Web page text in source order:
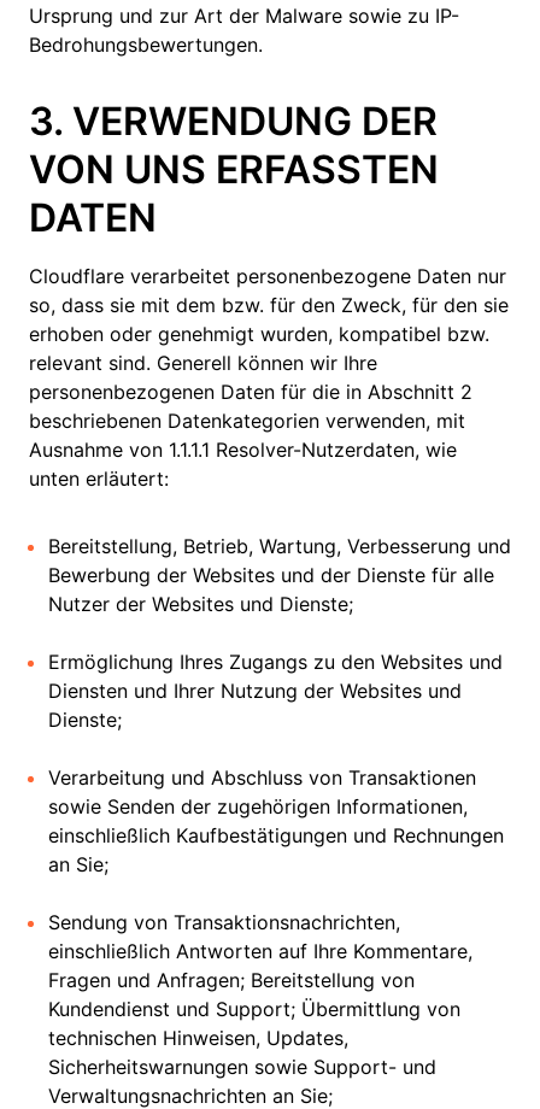
Ursprung und zur Art der Malware sowie zu IP-
Bedrohungsbewertungen.
3. VERWENDUNG DER
VON UNS ERFASSTEN
DATEN
Cloudflare verarbeitet personenbezogene Daten nur
so, dass sie mit dem bzw. für den Zweck, für den sie
erhoben oder genehmigt wurden, kompatibel bzw.
relevant sind. Generell können wir Ihre
personenbezogenen Daten für die in Abschnitt 2
beschriebenen Datenkategorien verwenden, mit
Ausnahme von 1.1.1.1 Resolver-Nutzerdaten, wie
unten erläutert:
Bereitstellung, Betrieb, Wartung, Verbesserung und
Bewerbung der Websites und der Dienste für alle
Nutzer der Websites und Dienste;
Ermöglichung Ihres Zugangs zu den Websites und
Diensten und Ihrer Nutzung der Websites und
Dienste;
Verarbeitung und Abschluss von Transaktionen
sowie Senden der zugehörigen Informationen,
einschließlich Kaufbestätigungen und Rechnungen
an Sie;
Sendung von Transaktionsnachrichten,
einschließlich Antworten auf Ihre Kommentare,
Fragen und Anfragen; Bereitstellung von
Kundendienst und Support; Übermittlung von
technischen Hinweisen, Updates,
Sicherheitswarnungen sowie Support- und
Verwaltungsnachrichten an Sie;